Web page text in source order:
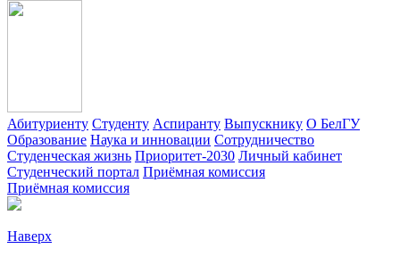
Абитуриенту Студенту Аспиранту Выпускнику О БелГУ
Образование Наука и инновации Сотрудничество
Студенческая жизнь Приоритет-2030 Личный кабинет
Студенческий портал Приёмная комиссия
Приёмная комиссия
Наверх